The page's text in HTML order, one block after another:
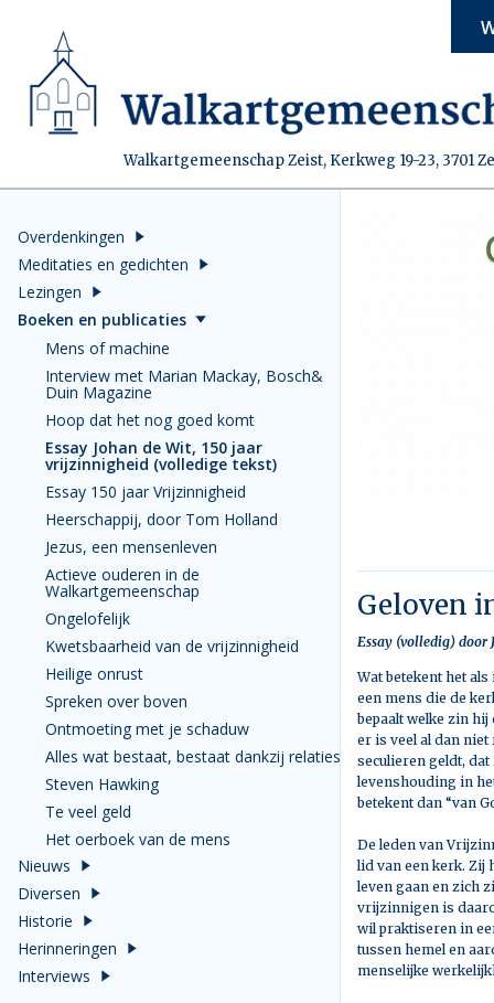
Walkartgemeenschap Zeist, Kerkweg 19-23, 3701
Overdenkingen
Meditaties en gedichten
Lezingen
Boeken en publicaties
Mens of machine
Interview met Marian Mackay, Bosch&
Duin Magazine
Hoop dat het nog goed komt
Essay Johan de Wit, 150 jaar
vrijzinnigheid (volledige tekst)
Essay 150 jaar Vrijzinnigheid
Heerschappij, door Tom Holland
Jezus, een mensenleven
Actieve ouderen in de
Walkartgemeenschap
Ongelofelijk
Kwetsbaarheid van de vrijzinnigheid
Heilige onrust
Spreken over boven
Ontmoeting met je schaduw
Alles wat bestaat, bestaat dankzij relaties
Steven Hawking
Te veel geld
Het oerboek van de mens
Nieuws
Diversen
Historie
Herinneringen
Interviews
Geloven
Essay (volledig) door
Wat betekent het
een mens die de
bepaalt welke zin
er is veel al dan
seculieren geldt,
levenshouding in
betekent dan “van
De leden van
lid van een kerk. Zij
leven gaan en zich
vrijzinnigen is
wil praktiseren in
tussen hemel en
menselijke